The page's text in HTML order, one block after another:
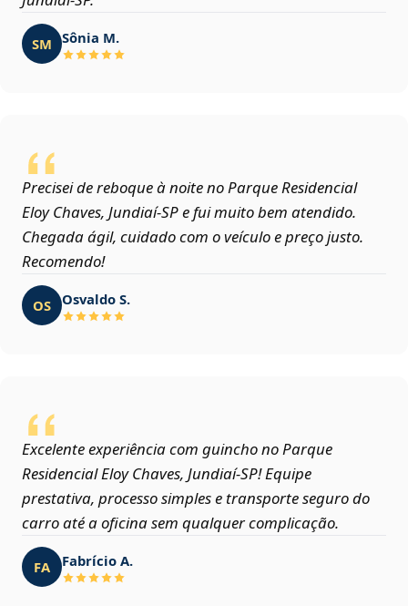
SM Sônia M.
Precisei de reboque à noite no Parque Residencial
Eloy Chaves, Jundiaí‑SP e fui muito bem atendido.
Chegada ágil, cuidado com o veículo e preço justo.
Recomendo!
OS Osvaldo S.
Excelente experiência com guincho no Parque
Residencial Eloy Chaves, Jundiaí‑SP! Equipe
prestativa, processo simples e transporte seguro do
carro até a oficina sem qualquer complicação.
FA Fabrício A.